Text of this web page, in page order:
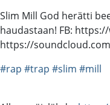
Slim Mill God herätti
haudastaan! FB:
https://
#rap #trap #slim #mill